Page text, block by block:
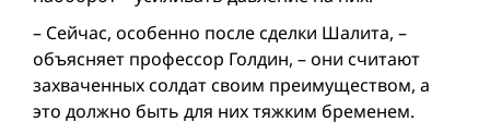
– Сейчас, особенно после сделки Шалита, –
объясняет профессор Голдин, – они считают
захваченных солдат своим преимуществом, а
это должно быть для них тяжким бременем.